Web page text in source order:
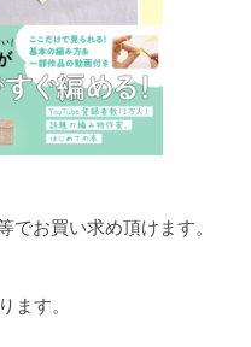
お買い求め頂けます。
ます。